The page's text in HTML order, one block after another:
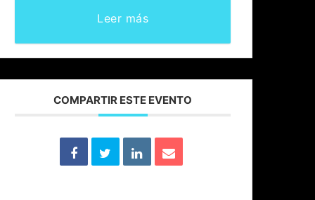
Leer más
COMPARTIR ESTE EVENTO